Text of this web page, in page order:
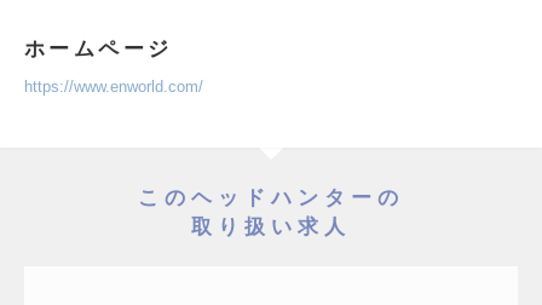
ホームページ
https://www.enworld.com/
このヘッドハンターの
取り扱い求人